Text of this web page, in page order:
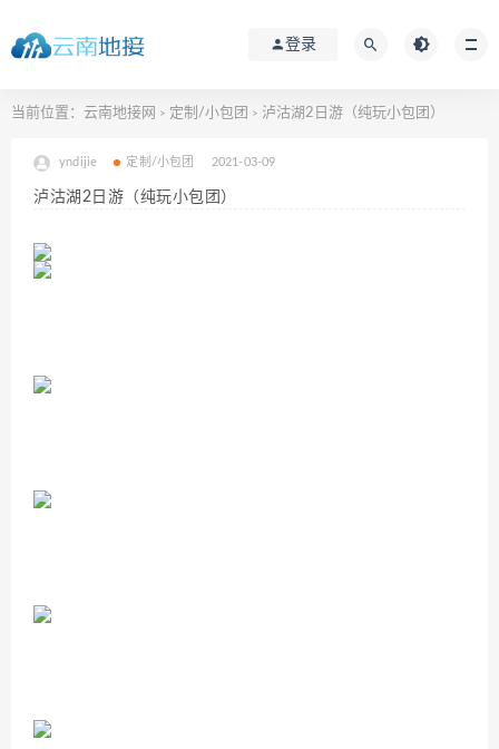
登录
当前位置： 云南地接网 > 定制/小包团 > 泸沽湖2日游（纯玩小包团）
yndijie 定制/小包团 2021-03-09
泸沽湖2日游（纯玩小包团）